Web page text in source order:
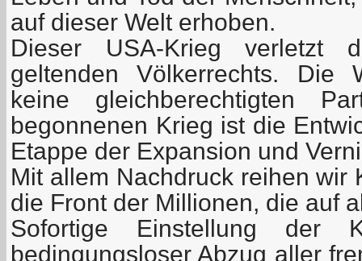
auf dieser Welt erhoben.
Dieser USA-Krieg verletzt
geltenden Völkerrechts. Die
keine gleichberechtigten
begonnenen Krieg ist die
Etappe der Expansion und
Mit allem Nachdruck reihen wir
die Front der Millionen, die auf
Sofortige Einstellung der
bedingungsloser Abzug aller